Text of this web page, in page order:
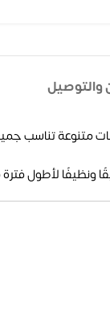
والتوصيل
متنوعة تناسب
ونظيفًا لأطول